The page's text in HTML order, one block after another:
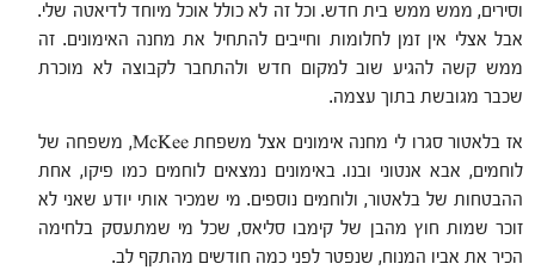
וסירים, ממש ממש בית חדש. וכל זה לא כולל אוכל מיוחד לדיאטה שלי.
אבל אצלי אין זמן לחלומות וחייבים להתחיל את מחנה האימונים. זה
ממש קשה להגיע שוב למקום חדש ולהתחבר לקבוצה לא מוכרת
שכבר מגובשת בתוך עצמה.
אז בלאטור סגרו לי מחנה אימונים אצל משפחת McKee, משפחה של
לוחמים, אבא אנטוני ובנו. באימונים נמצאים לוחמים כמו פיקו, אחת
ההבטחות של בלאטור, ולוחמים נוספים. מי שמכיר אותי יודע שאני לא
זוכר שמות חוץ מהבן של קימבו סליאס, שכל מי שמתעסק בלחימה
הכיר את אביו המנוח, שנפטר לפני כמה חודשים מהתקף לב.